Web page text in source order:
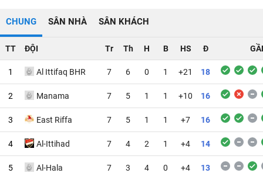
CHUNG SÂN NHÀ SÂN KHÁCH
TT ĐỘI Tr Th H B HS Đ
1 Al Ittifaq BHR 7 6 0 1 +21 18
2 Manama 7 5 1 1 +10 16
3 East Riffa 7 5 1 1 +7 16
4 Al-Ittihad 7 4 2 1 +4 14
5 Al-Hala 7 3 4 0 +4 13